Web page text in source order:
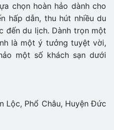
chọn hoàn hảo dành cho
hấp dẫn, thu hút nhiều du
đến du lịch. Dành trọn một
là một ý tưởng tuyệt vời,
một số khách sạn dưới
Lộc, Phổ Châu, Huyện Đức